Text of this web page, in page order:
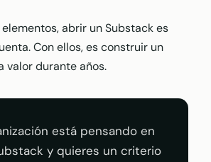
abrir un Substack es
Con ellos, es construir un
valor durante años.
está pensando en
y quieres un criterio